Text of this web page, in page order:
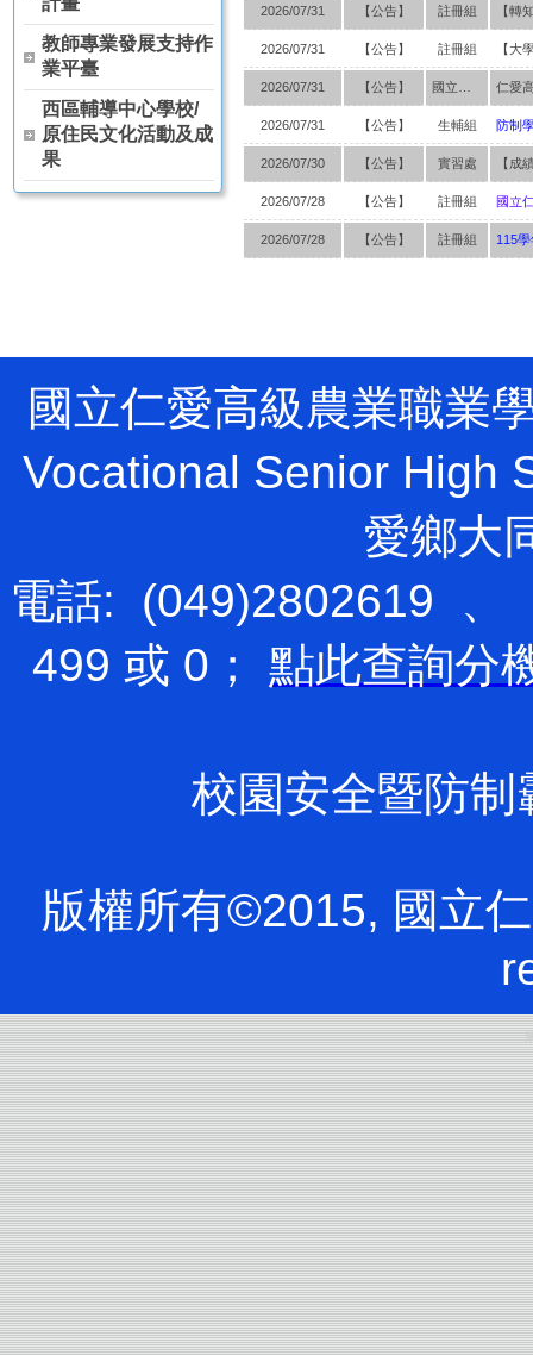
狂賀～本校原舞社 參加 114學年度全國學生舞蹈比賽南投縣初賽
狂賀～恭喜 農經科 阮卡娜、陳詠巡、馬昱仁、徐孟佐 參加2025全
狂賀～恭喜 農經科 林宏睿、林彥丞、吳秉原 參加2025興大盃全國
賀!!!農經科榮獲114年高中以下食農教育教案競賽科技樂農組佳作
賀!!!本校農經科教師團隊榮獲114年杏壇芬芳獎(團體組)
教師專業發展支持作
業平臺
西區輔導中心學校/
原住民文化活動及成
果
2026/07/31 【公告】 註冊組
2026/07/31 【公告】 註冊組
2026/07/31 【公告】
2026/07/31 【公告】 生輔組 防制
2026/07/30 【公告】 實習處
2026/07/28 【公告】 註冊組
2026/07/28 【公告】 註冊組
國立仁愛高級農業職業
Vocational Senior
愛鄉大
電話: (049)2802619
499 或 0； 點此查詢分
校園安全暨防
版權所有©2015, 國立